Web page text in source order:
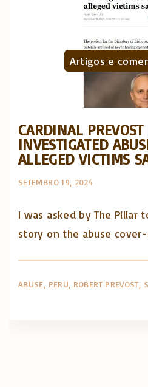
Artigos e
CARDINAL
INVESTIGATED
ALLEGED VICTIMS
SETEMBRO 19, 2024
I was asked by The
story on the abuse
ABUSE PERU ROBERT PREVOST